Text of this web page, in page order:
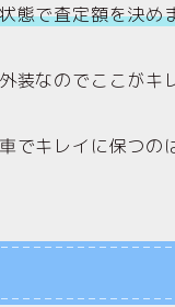
態で査定額を決め
装なのでここがキ
でキレイに保つの